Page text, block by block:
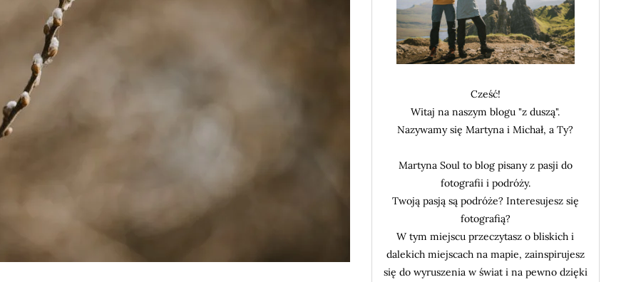
Cześć!
Witaj na naszym blogu "z duszą".
Nazywamy się Martyna i Michał, a Ty?
Martyna Soul to blog pisany z pasji do
fotografii i podróży.
Twoją pasją są podróże? Interesujesz się
fotografią?
W tym miejscu przeczytasz o bliskich i
dalekich miejscach na mapie, zainspirujesz
się do wyruszenia w świat i na pewno dzięki